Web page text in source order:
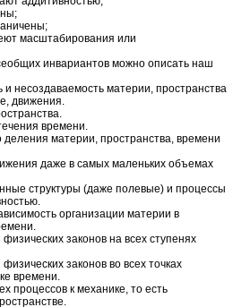
масштабирования или
инвариантов можно описать наш
несоздаваемость материи, пространства
движения.
времени.
материи, пространства, времени
даже в самых маленьких объемах
структуры (даже полевые) и процессы
организации материи в
законов на всех ступенях
законов во всех точках
времени.
процессов к механике, то есть